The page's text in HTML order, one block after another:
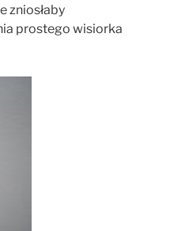
zniosłaby
prostego wisiorka